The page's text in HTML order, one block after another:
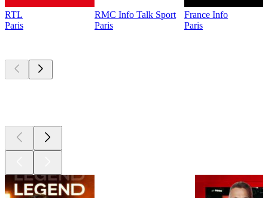
RTL
Paris
RMC Info Talk Sport
Paris
France Info
Paris